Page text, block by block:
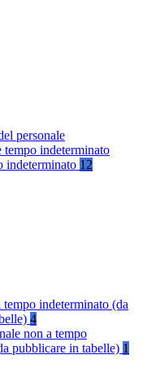
personale
tempo indeterminato
indeterminato 12
tempo indeterminato (da
4
non a tempo
pubblicare in tabelle) 1